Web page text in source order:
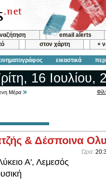
email alerts
στον χάρτη +
εικαστικά
16 Ιουλίου,
Μέρα
& Δέσποινα
Ώρα:
Α', Λεμεσός